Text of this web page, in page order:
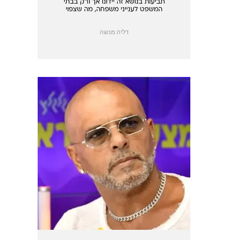
תביעות בנושא זה יידונו אך ורק בבתי
המשפט לענייני משפחה, מה שצפוי
דליה מנשה